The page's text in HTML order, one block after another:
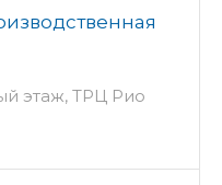
этаж, ТРЦ Рио